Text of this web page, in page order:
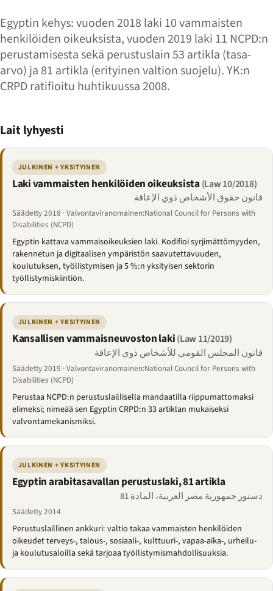
Egyptin kehys: vuoden 2018 laki 10 vammaisten
henkilöiden oikeuksista, vuoden 2019 laki 11 NCPD:n
perustamisesta sekä perustuslain 53 artikla (tasa-
arvo) ja 81 artikla (erityinen valtion suojelu). YK:n
CRPD ratifioitu huhtikuussa 2008.
Lait lyhyesti
JULKINEN + YKSITYINEN
Laki vammaisten henkilöiden oikeuksista (Law 10/2018)
قانون حقوق الأشخاص ذوي الإعاقة
Säädetty 2018 · Valvontaviranomainen:National Council for Persons with
Disabilities (NCPD)
Egyptin kattava vammaisoikeuksien laki. Kodifioi syrjimättömyyden,
rakennetun ja digitaalisen ympäristön saavutettavuuden,
koulutuksen, työllistymisen ja 5 %:n yksityisen sektorin
työllistymiskiintiön.
JULKINEN + YKSITYINEN
Kansallisen vammaisneuvoston laki(Law 11/2019)
قانون المجلس القومي للأشخاص ذوي الإعاقة
Säädetty 2019 · Valvontaviranomainen:National Council for Persons with
Disabilities (NCPD)
Perustaa NCPD:n perustuslaillisella mandaatilla riippumattomaksi
elimeksi; nimeää sen Egyptin CRPD:n 33 artiklan mukaiseksi
valvontamekanismiksi.
JULKINEN + YKSITYINEN
Egyptin arabitasavallan perustuslaki, 81 artikla
دستور جمهورية مصر العربية، المادة 81
Säädetty 2014
Perustuslaillinen ankkuri: valtio takaa vammaisten henkilöiden
oikeudet terveys-, talous-, sosiaali-, kulttuuri-, vapaa-aika-, urheilu-
ja koulutusaloilla sekä tarjoaa työllistymismahdollisuuksia.